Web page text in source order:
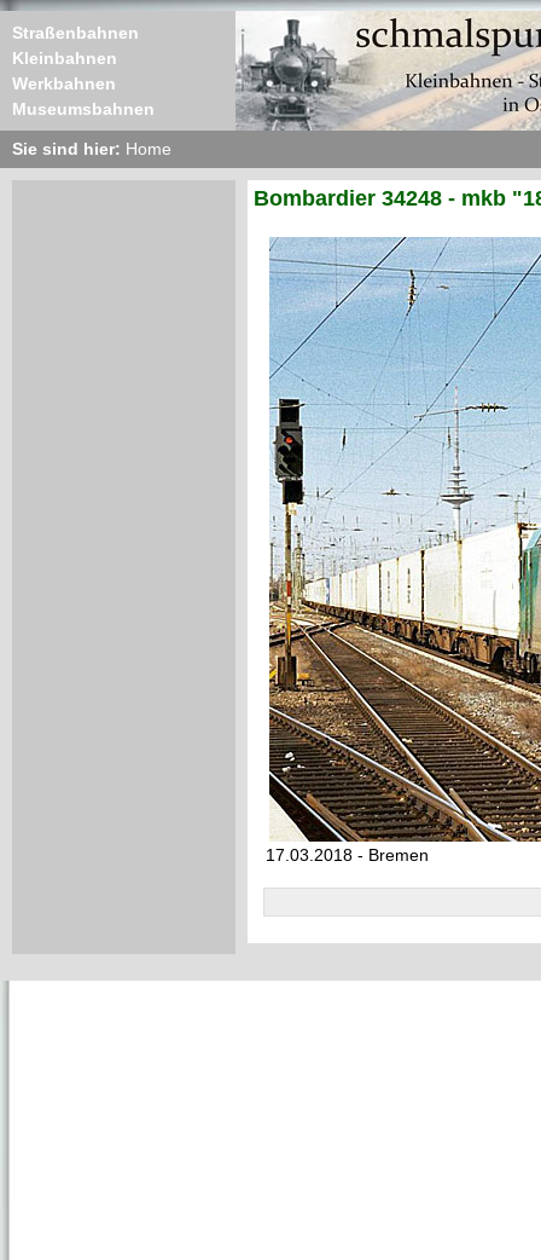
Straßenbahnen
Kleinbahnen
Werkbahnen
Museumsbahnen
Sie sind hier: Home
Bombardier 34248 - mkb
17.03.2018 - Bremen